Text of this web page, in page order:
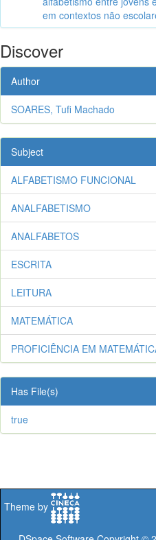
em contextos não
Discover
Author
SOARES, Tufi Machado
Subject
ALFABETISMO FUNCIONAL
ANALFABETISMO
ANALFABETOS
ESCRITA
LEITURA
MATEMÁTICA
PROFICIÊNCIA EM
Has File(s)
true
Theme by